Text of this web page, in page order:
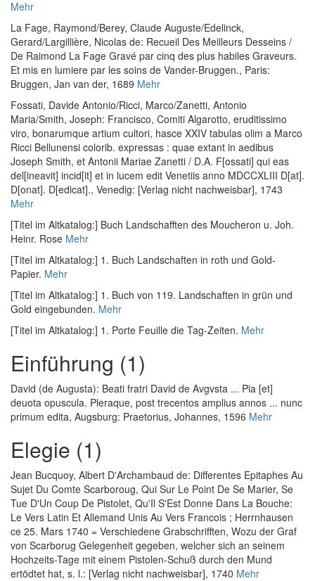
Mehr
La Fage, Raymond/Berey, Claude Auguste/Edelinck,
Gerard/Largillière, Nicolas de: Recueil Des Meilleurs Desseins /
De Raimond La Fage Gravé par cinq des plus habiles Graveurs.
Et mis en lumiere par les soins de Vander-Bruggen., Paris:
Bruggen, Jan van der, 1689 Mehr
Fossati, Davide Antonio/Ricci, Marco/Zanetti, Antonio
Maria/Smith, Joseph: Francisco, Comiti Algarotto, eruditissimo
viro, bonarumque artium cultori, hasce XXIV tabulas olim a Marco
Ricci Bellunensi colorib. expressas : quae extant in aedibus
Joseph Smith, et Antonii Mariae Zanetti / D.A. F[ossati] qui eas
del[ineavit] incid[it] et in lucem edit Venetiis anno MDCCXLIII D[at].
D[onat]. D[edicat]., Venedig: [Verlag nicht nachweisbar], 1743
Mehr
[Titel im Altkatalog:] Buch Landschafften des Moucheron u. Joh.
Heinr. Rose Mehr
[Titel im Altkatalog:] 1. Buch Landschaften in roth und Gold-
Papier. Mehr
[Titel im Altkatalog:] 1. Buch von 119. Landschaften in grün und
Gold eingebunden. Mehr
[Titel im Altkatalog:] 1. Porte Feuille die Tag-Zeiten. Mehr
Einführung (1)
David (de Augusta): Beati fratri David de Avgvsta ... Pia [et]
deuota opuscula. Pleraque, post trecentos amplius annos ... nunc
primum edita, Augsburg: Praetorius, Johannes, 1596 Mehr
Elegie (1)
Jean Bucquoy, Albert D'Archambaud de: Differentes Epitaphes Au
Sujet Du Comte Scarboroug, Qui Sur Le Point De Se Marier, Se
Tue D'Un Coup De Pistolet, Qu'Il S'Est Donne Dans La Bouche:
Le Vers Latin Et Allemand Unis Au Vers Francois ; Herrnhausen
ce 25. Mars 1740 = Verschiedene Grabschrifften, Wozu der Graf
von Scarborug Gelegenheit gegeben, welcher sich an seinem
Hochzeits-Tage mit einem Pistolen-Schuß durch den Mund
ertödtet hat, s. l.: [Verlag nicht nachweisbar], 1740 Mehr